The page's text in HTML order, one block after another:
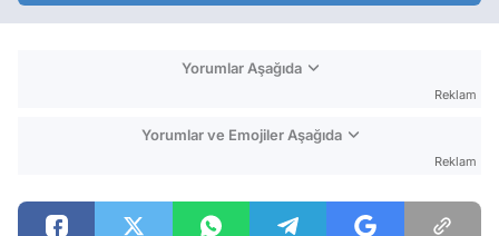
Yorumlar Aşağıda
Reklam
Yorumlar ve Emojiler Aşağıda
Reklam